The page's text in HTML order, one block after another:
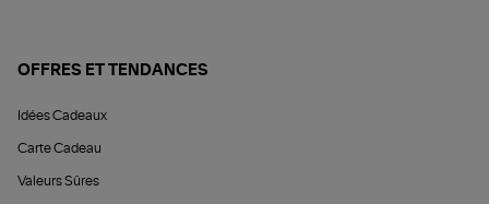
OFFRES ET TENDANCES
Idées Cadeaux
Carte Cadeau
Valeurs Sûres